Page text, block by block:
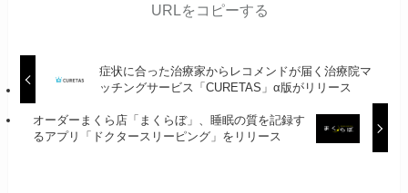
URLをコピーする
症状に合った治療家からレコメンドが届く治療院マ
ッチングサービス「CURETAS」α版がリリース
オーダーまくら店「まくらぼ」、睡眠の質を記録す
るアプリ「ドクタースリーピング」をリリース